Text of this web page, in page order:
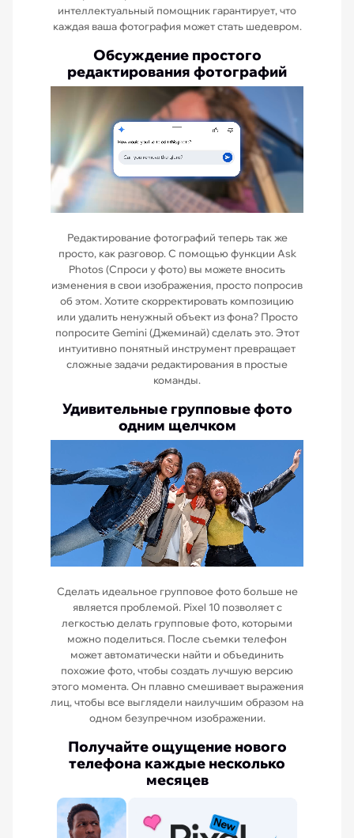
интеллектуальный помощник гарантирует, что
каждая ваша фотография может стать шедевром.
Обсуждение простого
редактирования фотографий
Редактирование фотографий теперь так же
просто, как разговор. С помощью функции Ask
Photos (Спроси у фото) вы можете вносить
изменения в свои изображения, просто попросив
об этом. Хотите скорректировать композицию
или удалить ненужный объект из фона? Просто
попросите Gemini (Джеминай) сделать это. Этот
интуитивно понятный инструмент превращает
сложные задачи редактирования в простые
команды.
Удивительные групповые фото
одним щелчком
Сделать идеальное групповое фото больше не
является проблемой. Pixel 10 позволяет с
легкостью делать групповые фото, которыми
можно поделиться. После съемки телефон
может автоматически найти и объединить
похожие фото, чтобы создать лучшую версию
этого момента. Он плавно смешивает выражения
лиц, чтобы все выглядели наилучшим образом на
одном безупречном изображении.
Получайте ощущение нового
телефона каждые несколько
месяцев